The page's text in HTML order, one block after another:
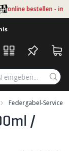
online bestellen - im
Federgabel-Service
/